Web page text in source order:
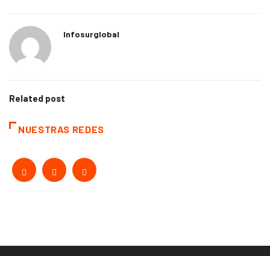
Infosurglobal
Related post
NUESTRAS REDES